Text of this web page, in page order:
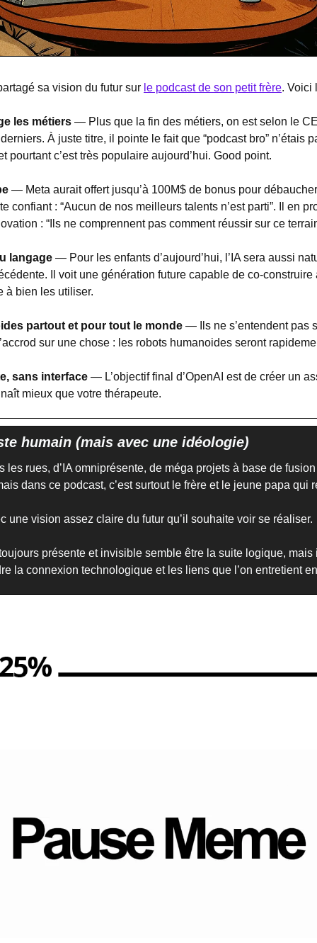
sa vision du futur sur le podcast de son petit frère. Voici
les métiers — Plus que la fin des métiers, on est selon le
À juste titre, il pointe le fait que “podcast bro” n’étais
pourtant c’est très populaire aujourd’hui. Good point.
— Meta aurait offert jusqu’à 100M$ de bonus pour
confiant : “Aucun de nos meilleurs talents n’est parti”. Il en
: “Ils ne comprennent pas comment réussir sur ce
langage — Pour les enfants d’aujourd’hui, l’IA sera aussi
Il voit une génération future capable de co-
à bien les utiliser.
partout et pour tout le monde —
Ils ne s’entendent
sur une chose : les robots humanoides seront
sans interface — L’objectif final d’OpenAI est de créer un
mieux que votre thérapeute.
humain (mais avec une idéologie)
les rues, d’IA omniprésente, de méga projets à base de
dans ce podcast, c’est surtout le frère et le jeune papa qui
une vision assez claire du futur qu’il souhaite voir se réaliser.
présente et invisible semble être la suite logique,
la connexion technologique et les liens que l’on entretient